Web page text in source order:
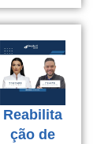
Reabilita
ção de